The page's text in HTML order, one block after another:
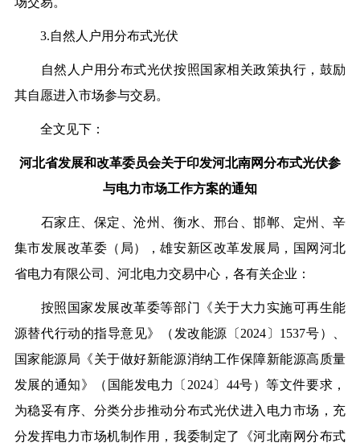
3.自然人户用分布式光伏
自然人户用分布式光伏按照国家相关政策执行，鼓励
其自愿进入市场参与交易。
全文见下：
河北省发展和改革委员会关于印发河北南网分布式光伏参
与电力市场工作方案的通知
石家庄、保定、沧州、衡水、邢台、邯郸、定州、辛
集市发展改革委（局），雄安新区改革发展局，国网河北
省电力有限公司、河北电力交易中心，各有关企业：
按照国家发展改革委等部门《关于大力实施可再生能
源替代行动的指导意见》（发改能源〔2024〕1537号）、
国家能源局《关于做好新能源消纳工作保障新能源高质量
发展的通知》（国能发电力〔2024〕44号）等文件要求，
为稳妥有序、分类分步推动分布式光伏进入电力市场，充
分发挥电力市场机制作用，我委制定了《河北南网分布式